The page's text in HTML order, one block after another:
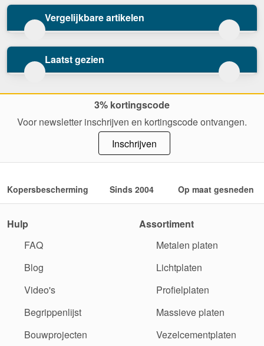
Vergelijkbare artikelen
Laatst gezien
3% kortingscode
Voor newsletter inschrijven en kortingscode ontvangen.
Inschrijven
Kopersbescherming Sinds 2004 Op maat gesneden
Hulp
FAQ
Blog
Video's
Begrippenlijst
Bouwprojecten
Assortiment
Metalen platen
Lichtplaten
Profielplaten
Massieve platen
Vezelcementplaten